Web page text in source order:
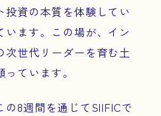
投資の本質を体験してい
います。この場が、イン
次世代リーダーを育む土
ています。
の8週間を通じてSIIFICで